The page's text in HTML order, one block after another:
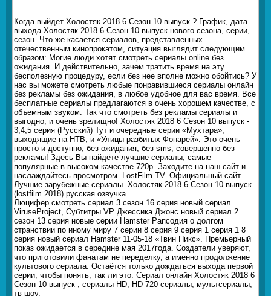
Когда выйдет Холостяк 2018 6 Сезон 10 выпуск ? График, дата
выхода Холостяк 2018 6 Сезон 10 выпуск нового сезона, серии,
сезон. Что же касается сериалов, представленных
отечественным кинопрокатом, ситуация выглядит следующим
образом: Могие люди хотят смотреть сериалы online без
ожидания. И действительно, зачем тратить время на эту
бесполезную процедуру, если без нее вполне можно обойтись? У
нас вы можете смотреть любые понравившиеся сериалы онлайн
без рекламы без ожидания, в любое удобное для вас время. Все
бесплатные сериалы предлагаются в очень хорошем качестве, с
объемным звуком. Так что смотреть без рекламы сериалы и
выгодно, и очень зрелищно! Холостяк 2018 6 Сезон 10 выпуск -
3,4,5 серия (Русский) Тут и очередные серии «Мухтара»,
выходящие на НТВ, и «Улицы разбитых Фонарей». Это очень
просто и доступно, без ожидания, без sms, совершенно без
рекламы! Здесь Вы найдёте лучшие сериалы, самые
популярные в высоком качестве 720p. Заходите на наш сайт и
наслаждайтесь просмотром. LostFilm.TV. Официальный сайт.
Лучшие зарубежные сериалы. Холостяк 2018 6 Сезон 10 выпуск
(lostfilm 2018) русская озвучка. .
Люцифер смотреть сериал 3 сезон 16 серия новый сериал
ViruseProject, Субтитры VP Джессика Джонс новый сериал 2
сезон 13 серия новые серии Hamster Рапсодия о долгом
странствии по иному миру 7 серии 8 серия 9 серия 1 серия 1 8
серия новый сериал Hamster 11-05-18 «Твин Пикс». Премьерный
показ ожидается в середине мая 2017года. Создатели уверяют,
что приготовили фанатам не переделку, а именно продолжение
культового сериала. Остаётся только дождаться выхода первой
серии, чтобы понять, так ли это. Сериал онлайн Холостяк 2018 6
Сезон 10 выпуск , сериалы HD, HD 720 сериалы, мультсериалы,
тв шоу.